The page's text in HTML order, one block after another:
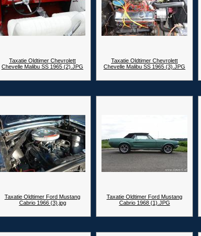
Taxatie Oldtimer Chevrolett
Chevelle Malibu SS 1965 (2).JPG
Taxatie Oldtimer Chevrolett
Chevelle Malibu SS 1965 (3).JPG
Taxatie Oldtimer Ford Mustang
Cabrio 1966 (3).jpg
Taxatie Oldtimer Ford Mustang
Cabrio 1968 (1).JPG